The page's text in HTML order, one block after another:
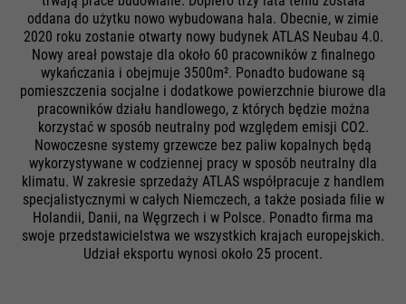
oddana do użytku nowo wybudowana hala. Obecnie, w zimie
2020 roku zostanie otwarty nowy budynek ATLAS Neubau 4.0.
Nowy areał powstaje dla około 60 pracowników z finalnego
wykańczania i obejmuje 3500m². Ponadto budowane są
pomieszczenia socjalne i dodatkowe powierzchnie biurowe dla
pracowników działu handlowego, z których będzie można
korzystać w sposób neutralny pod względem emisji CO2.
Nowoczesne systemy grzewcze bez paliw kopalnych będą
wykorzystywane w codziennej pracy w sposób neutralny dla
klimatu. W zakresie sprzedaży ATLAS współpracuje z handlem
specjalistycznymi w całych Niemczech, a także posiada filie w
Holandii, Danii, na Węgrzech i w Polsce. Ponadto firma ma
swoje przedstawicielstwa we wszystkich krajach europejskich.
Udział eksportu wynosi około 25 procent.